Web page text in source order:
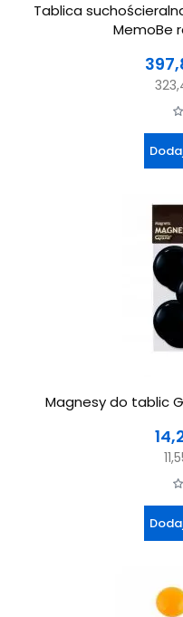
Tablica
MemoBe
Cena
Magnesy do tablic